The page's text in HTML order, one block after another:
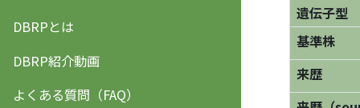
DBRPとは
DBRP紹介動画
よくある質問（FAQ）
遺伝子型
基準株
来歴